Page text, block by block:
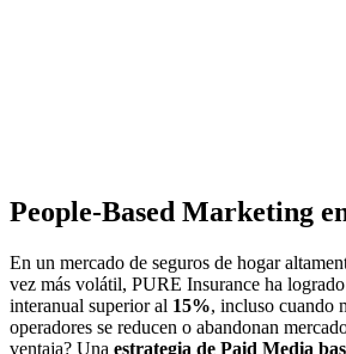
People-Based Marketing
En un mercado de seguros de hogar
vez más volátil, PURE Insurance ha
interanual superior al 15%, incluso cuando
operadores se reducen o abandonan
ventaja? Una estrategia de Paid Media